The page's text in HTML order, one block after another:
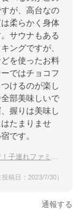
が、高台なの
柔らかく身体
サウナもある
ングですが、
を使ったお料
ではチョコフ
けるのが楽し
部美味しいで
握りは美味し
たまりませ
です。
ーに人気の温泉宿は？
稿日：2023/7/30）
通報する